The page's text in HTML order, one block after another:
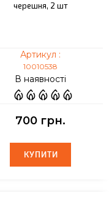
черешня, 2 шт
Артикул :
10010538
В наявності
700 грн.
КУПИТИ
КУПИТИ